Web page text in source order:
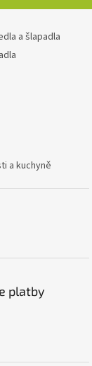
a šlapadla
a kuchyně
platby